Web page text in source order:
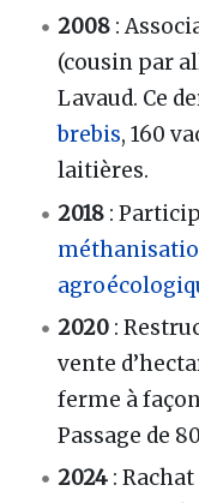
2008 :
(cousin par
Lavaud. Ce
brebis, 160
laitières.
2018 :
2020 :
vente
ferme à
Passage de
2024 :